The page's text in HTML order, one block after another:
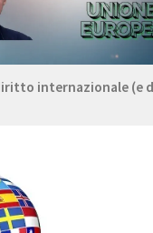
internazionale (e